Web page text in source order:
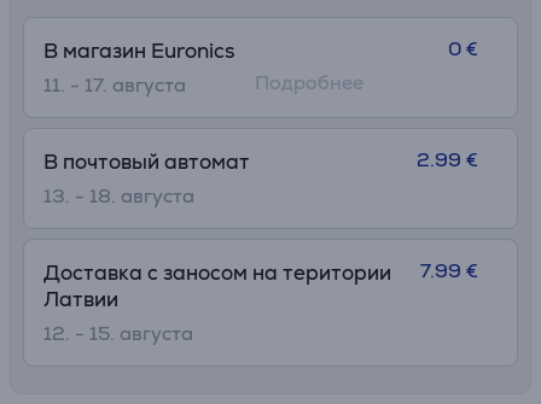
В магазин Euronics
11. - 17. августа
0 €
Подробнее
В почтовый автомат
13. - 18. августа
2.99 €
Доставка с заносом на територии
Латвии
12. - 15. августа
7.99 €